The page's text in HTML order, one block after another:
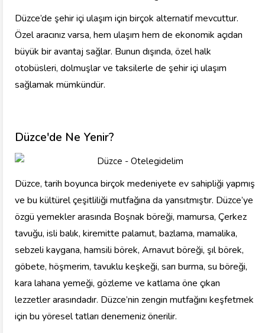
Düzce’de şehir içi ulaşım için birçok alternatif mevcuttur.
Özel aracınız varsa, hem ulaşım hem de ekonomik açıdan
büyük bir avantaj sağlar. Bunun dışında, özel halk
otobüsleri, dolmuşlar ve taksilerle de şehir içi ulaşım
sağlamak mümkündür.
Düzce'de Ne Yenir?
Düzce, tarih boyunca birçok medeniyete ev sahipliği yapmış
ve bu kültürel çeşitliliği mutfağına da yansıtmıştır. Düzce’ye
özgü yemekler arasında Boşnak böreği, mamursa, Çerkez
tavuğu, isli balık, kiremitte palamut, bazlama, mamalika,
sebzeli kaygana, hamsili börek, Arnavut böreği, şıl börek,
göbete, höşmerim, tavuklu keşkeği, sarı burma, su böreği,
kara lahana yemeği, gözleme ve katlama öne çıkan
lezzetler arasındadır. Düzce’nin zengin mutfağını keşfetmek
için bu yöresel tatları denemeniz önerilir.